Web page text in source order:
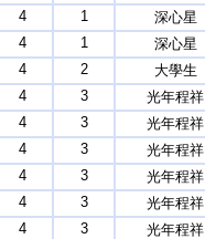
4 1
深心星
4 1
深心星
4 2
大學生
4 3
光年程祥
4 3
光年程祥
4 3
光年程祥
4 3
光年程祥
4 3
光年程祥
4 3
光年程祥